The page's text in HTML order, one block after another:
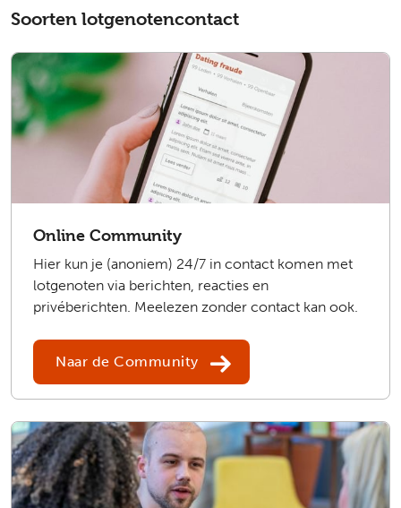
Soorten lotgenotencontact
Online Community
Hier kun je (anoniem) 24/7 in contact komen met
lotgenoten via berichten, reacties en
privéberichten. Meelezen zonder contact kan ook.
Naar de Community